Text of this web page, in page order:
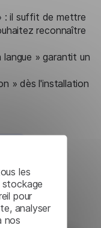
les
pour
analyser
nos
: il suffit de mettre
reconnaître
» garantit un
» dès l'installation